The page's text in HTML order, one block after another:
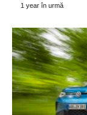
1 year în urmă